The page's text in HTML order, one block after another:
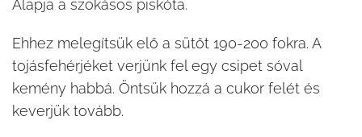
Alapja a szokásos piskóta.
Ehhez melegítsük elő a sütőt 190-200 fokra. A
tojásfehérjéket verjünk fel egy csipet sóval
kemény habbá. Öntsük hozzá a cukor felét és
keverjük tovább.